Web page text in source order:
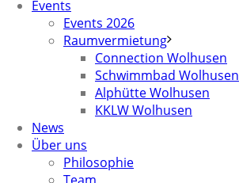
Events
Events 2026
Raumvermietung
Connection Wolhusen
Schwimmbad Wolhusen
Alphütte Wolhusen
KKLW Wolhusen
News
Über uns
Philosophie